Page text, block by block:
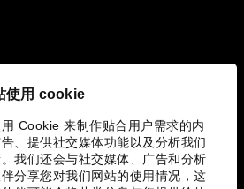
使用 cookie
Cookie 来制作贴合用户需求的内
、提供社交媒体功能以及分析我们
我们还会与社交媒体、广告和分析
分享您对我们网站的使用情况，这